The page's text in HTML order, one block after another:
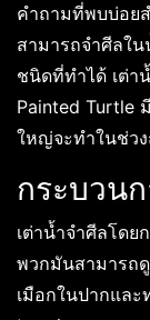
คำถามที่พบบ่อยส
สามารถจำศีลใ
ชนิดที่ทำได้ เต่า
Painted Turtle
ใหญ่จะทำในช่ว
กระบวน
เต่าน้ำจำศีลโดย
พวกมันสามารถ
เมือกในปากและ